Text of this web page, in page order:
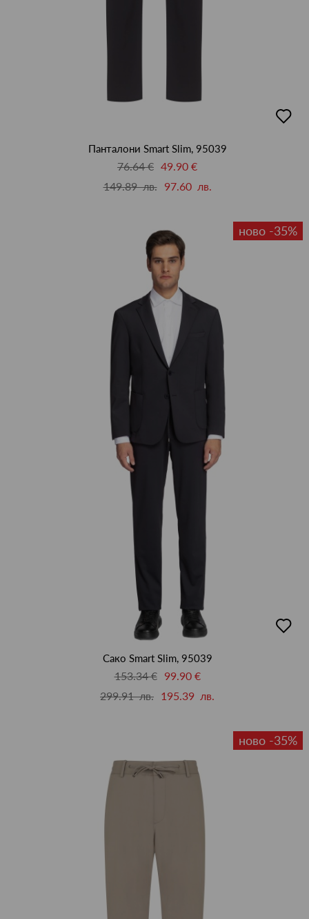
в
Панталони Smart Slim, 95039
76.64 € 49.90 €
149.89 лв.
97.60 лв.
ново -35%
в
Сако Smart Slim, 95039
153.34 €
99.90 €
299.91 лв. 195.39 лв.
ново -35%